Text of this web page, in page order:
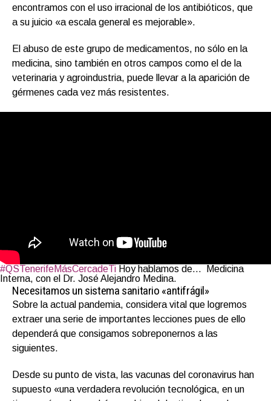
encontramos con el uso irracional de los antibióticos, que
a su juicio «a escala general es mejorable».
El abuso de este grupo de medicamentos, no sólo en la
medicina, sino también en otros campos como el de la
veterinaria y agroindustria, puede llevar a la aparición de
gérmenes cada vez más resistentes.
#QSTenerifeMásCercadeTi Hoy hablamos de… Medicina
Interna, con el Dr. José Alejandro Medina.
Necesitamos un sistema sanitario «antifrágil»
Sobre la actual pandemia, considera vital que logremos
extraer una serie de importantes lecciones pues de ello
dependerá que consigamos sobreponernos a las
siguientes.
Desde su punto de vista, las vacunas del coronavirus han
supuesto «una verdadera revolución tecnológica, en un